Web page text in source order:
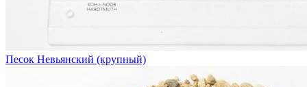
Песок Невьянский (крупный)